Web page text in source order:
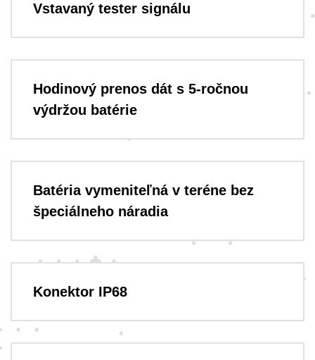
Vstavaný tester signálu
Hodinový prenos dát s 5-ročnou
výdržou batérie
Batéria vymeniteľná v teréne bez
špeciálneho náradia
Konektor IP68